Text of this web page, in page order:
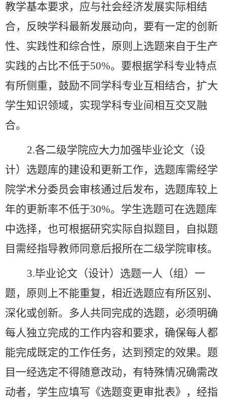
教学基本要求，应与社会经济发展实际相结
合，反映学科最新发展动向，要有一定的创新
性、实践性和综合性，原则上选题来自于生产
实践的占比不低于50%。要根据学科专业特点
有所侧重，鼓励不同学科专业互相结合，扩大
学生知识领域，实现学科专业间相互交叉融
合。
2.各二级学院应大力加强毕业论文（设
计）选题库的建设和更新工作，选题库需经学
院学术分委员会审核通过后发布，选题库较上
年的更新率不低于30%。学生选题可在选题库
中选择，也可根据研究实际自拟题目，自拟题
目需经指导教师同意后报所在二级学院审核。
3.毕业论文（设计）选题一人（组）一
题，原则上不能重复，相近选题应有所区别、
深化或创新。多人共同完成的选题，必须明确
每人独立完成的工作内容和要求，确保每人都
能完成既定的工作任务，达到预定的效果。题
目一经选定不得随意改动，有特殊情况确需改
动者，学生应填写《选题变更审批表》，经指